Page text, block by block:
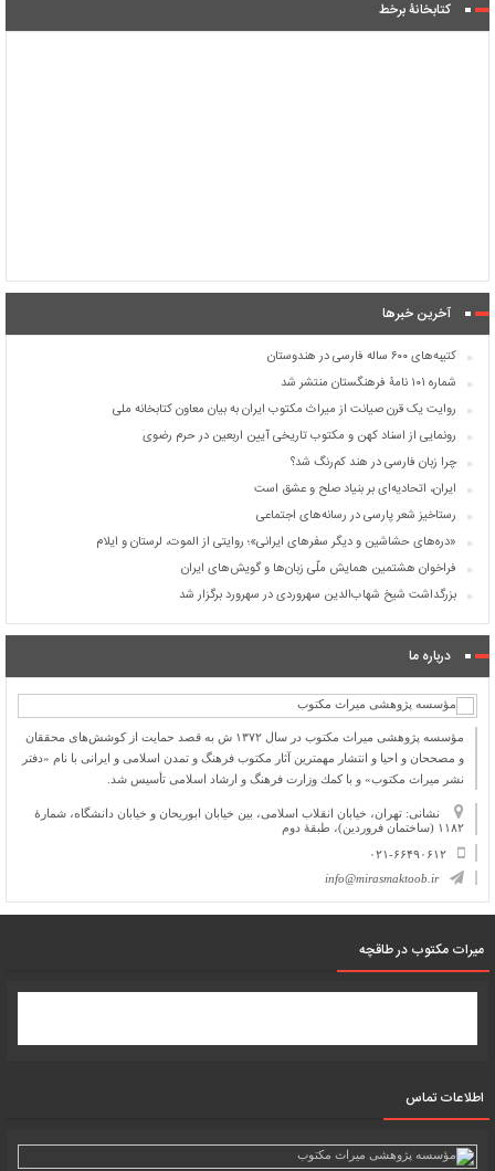
کتابخانۀ برخط
آخرین خبرها
کتیبه‌های ۶۰۰ ساله فارسی در هندوستان
شماره ۱۰۱ نامۀ فرهنگستان منتشر شد
روایت یک قرن صیانت از میراث مکتوب ایران به بیان معاون کتابخانه ملی
رونمایی از اسناد کهن و مکتوب تاریخی آیین اربعین در حرم رضوی
چرا زبان فارسی در هند کم‌رنگ شد؟
ایران، اتحادیه‌ای بر بنیاد صلح و عشق است
رستاخیز شعر پارسی در رسانه‌های اجتماعی
«دره‌های حشاشین و دیگر سفرهای ایرانی»؛ روایتی از الموت، لرستان و ایلام
فراخوان هشتمین همایش ملّی زبان‌ها و گویش‌های ایران
بزرگداشت شیخ شهاب‌الدین سهروردی در سهرورد برگزار شد
درباره ما
مؤسسه پژوهشی میراث مكتوب در سال ۱۳۷۲ ش به قصد حمایت از كوشش‌های محققان
و مصححان و احیا و انتشار مهمترین آثار مكتوب فرهنگ و تمدن اسلامی و ایرانی با نام «دفتر
نشر میراث مكتوب» و با كمك وزارت فرهنگ و ارشاد اسلامی تأسیس شد.
نشانی: تهران، خیابان انقلاب اسلامی، بین خیابان ابوریحان و خیابان دانشگاه، شمارۀ
۱۱۸۲ (ساختمان فروردین)، طبقۀ دوم
۰۲۱-۶۶۴۹۰۶۱۲
info@mirasmaktoob.ir
میرات مکتوب در طاقچه
اطلاعات تماس